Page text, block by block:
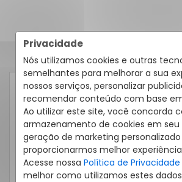
Privacidade
Nós utilizamos cookies e outras
semelhantes para melhorar a sua
nossos serviços, personalizar
recomendar conteúdo com base
Ao utilizar este site, você concorda
armazenamento de cookies em seu
geração de marketing
proporcionarmos melhor
Acesse nossa Política de Privacidade
melhor como utilizamos estes
RECEBER CONTATO
Telefone Email